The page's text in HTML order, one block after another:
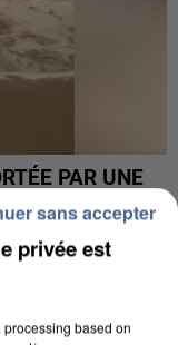
PAR UNE
privée est
based on
sans accepter